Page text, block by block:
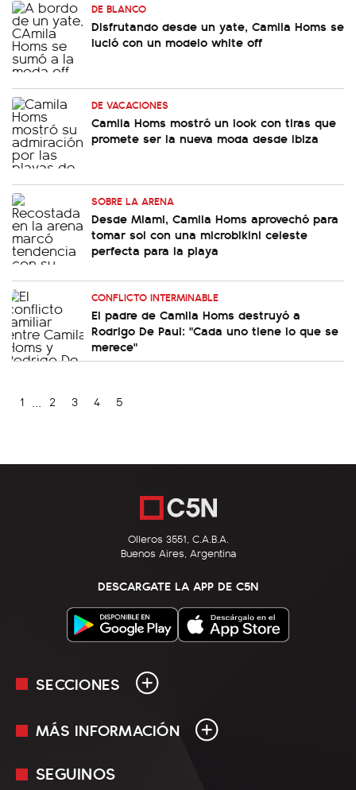
DE BLANCO
Disfrutando desde un yate, Camila Homs se
lució con un modelo white off
DE VACACIONES
Camila Homs mostró un look con tiras que
promete ser la nueva moda desde Ibiza
SOBRE LA ARENA
Desde Miami, Camila Homs aprovechó para
tomar sol con una microbikini celeste
perfecta para la playa
CONFLICTO INTERMINABLE
El padre de Camila Homs destruyó a
Rodrigo De Paul: "Cada uno tiene lo que se
merece"
1 2 3 4 5
Olleros 3551, C.A.B.A.
Buenos Aires, Argentina
DESCARGATE LA APP DE C5N
SECCIONES
En Vivo
MÁS INFORMACIÓN
Mediakit
SEGUINOS